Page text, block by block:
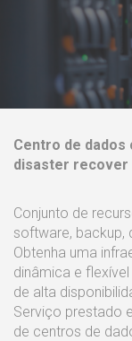
Centro de
disaster recover
Conjunto de
software, backup,
Obtenha uma
dinâmica e
de alta
Serviço prestado
de centros de